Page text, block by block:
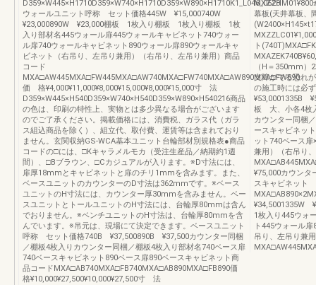
D359×W445×H1710D359×W740×H1710D359×W890×H1710K1_L046_0628
ウォールユニット呼称 セット価格445W ¥15,000740W
¥23,000890W ¥23,000棚板 1枚入り棚板 1枚入り棚板 1枚
入り部材名445ウォール扉445ウォールキャビネット740ウォー
ル扉740ウォールキャビネット890ウォール扉890ウォールキャ
ビネット（右吊り、左吊り兼用）（右吊り、左吊り兼用）商品
コード
MXA□AW445MXA□FW445MXA□AW740MXA□FW740MXA□AW890MXA□FW890
価 格¥4,000¥11,000¥8,000¥15,000¥8,000¥15,000寸 法
D359×W445×H540D359×W740×H540D359×W890×H540216商品
の色は、印刷の特性上、実物とは多少異なる場合がございます
のでご了承ください。掲載価格には、消費税、ガラス代（ガラ
ス組込商品を除く）、組立代、取付費、運賃等は含まれており
ません。玄関収納GS-WCA基本ユニット台輪部材別規格表●商品
コードの□には、□Kキャラメルモカ（受注生産品／納期約1週
間）、□Bブラウン、□Cカジュアルが入ります。※D寸法には、
扉厚18mmとキャビネットと扉のチリ1mmを含みます。また、
ベースユニットのカウンターのD寸法は362mmです。※ベース
ユニットのH寸法には、カウンター厚30mmを含みません。ベー
スユニットとトールユニットのH寸法には、台輪厚80mmは含ん
でおりません。※ベンチユニットのH寸法は、台輪厚80mmを含
んでいます。※吊元は、現場にて決定できます。ベースユニット
呼称 セット価格740B ¥37,500890B ¥37,500カウンター同梱
／棚板4枚入りカウンター同梱／棚板4枚入り部材名740ベース扉
740ベースキャビネット890ベース扉890ベースキャビネット商
品コードMXA□AB740MXA□FB740MXA□AB890MXA□FB890価
格¥10,000¥27,500¥10,000¥27,500寸 法
MXZZHM01¥800
幕板(天井幕板、
ト
（H＝350mm）
支障がでる恐れ
の施工時には必
¥53,0001335B
板 大、小各4枚
カウンター同梱
ースキャビネッ
ット740ベース
兼用）（右吊り
¥75,000カウンタ
スキャビネット
¥34,5001335W
1枚入り445ウォ
ト445ウォール
吊り、左吊り兼